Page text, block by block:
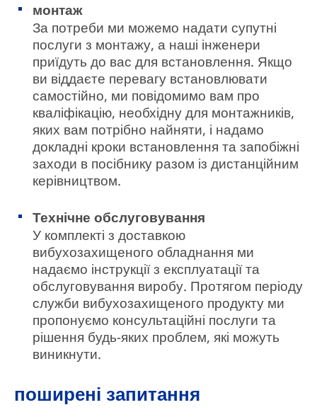
монтаж
За потреби ми можемо надати супутні
послуги з монтажу, а наші інженери
приїдуть до вас для встановлення. Якщо
ви віддаєте перевагу встановлювати
самостійно, ми повідомимо вам про
кваліфікацію, необхідну для монтажників,
яких вам потрібно найняти, і надамо
докладні кроки встановлення та запобіжні
заходи в посібнику разом із дистанційним
керівництвом.
Технічне обслуговування
У комплекті з доставкою
вибухозахищеного обладнання ми
надаємо інструкції з експлуатації та
обслуговування виробу. Протягом періоду
служби вибухозахищеного продукту ми
пропонуємо консультаційні послуги та
рішення будь-яких проблем, які можуть
виникнути.
поширені запитання